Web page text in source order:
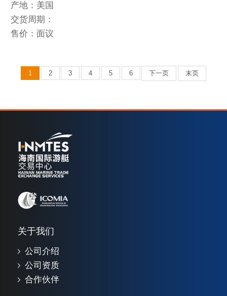
产地：美国
交货周期：
售价：面议
1 2 3 4 5 6 下一页 末页
关于我们
公司介绍
公司资质
合作伙伴